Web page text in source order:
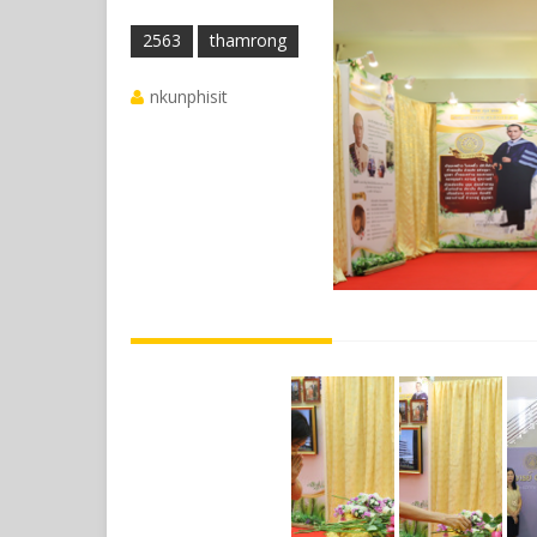
2563 thamrong
nkunphisit